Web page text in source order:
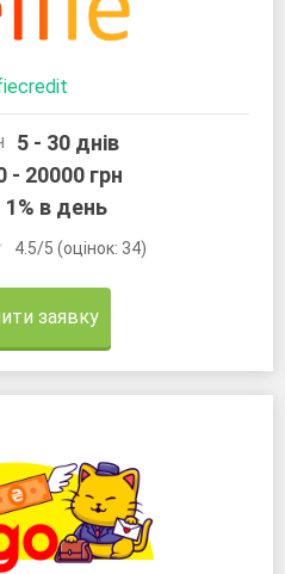
5 - 30 днів
- 20000 грн
1% в день
4.5/5 (оцінок: 34)
заявку